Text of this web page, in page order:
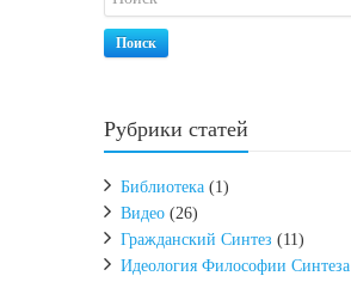
Поиск
Рубрики статей
Библиотека (1)
Видео (26)
Гражданский Синтез (11)
Идеология Философии Синтеза